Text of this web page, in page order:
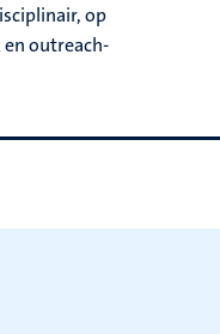
op
outreach-